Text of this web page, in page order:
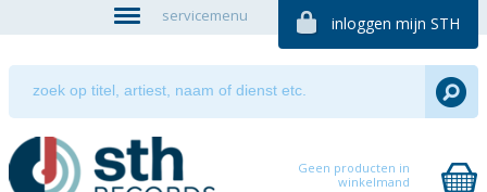
servicemenu inloggen mijn STH
Geen producten in
winkelmand